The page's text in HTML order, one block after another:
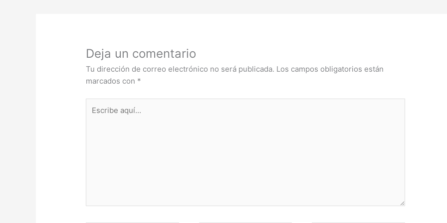
Deja un comentario
Tu dirección de correo electrónico no será publicada. Los campos obligatorios están
marcados con *
aquí...